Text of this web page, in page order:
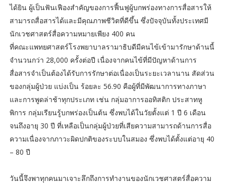
ได้ยิน ผู้เป็นฟันเฟืองสำคัญของการฟื้นฟูผู้บกพร่องทางการสื่อสารให้
สามารถสื่อสารได้และมีคุณภาพชีวิตที่ดีขึ้น ซึ่งปัจจุบันทั้งประเทศมี
นักเวชศาสตร์สื่อความหมายเพียง 400 คน
ที่คณะแพทยศาสตร์โรงพยาบาลรามาธิบดีมีคนไข้เข้ามารักษาด้านนี้
จำนวนกว่า 28,000 ครั้งต่อปี เนื่องจากคนไข้ที่มีปัญหาด้านการ
สื่อสารจำเป็นต้องได้รับการรักษาต่อเนื่องเป็นระยะเวลานาน สัดส่วน
ของกลุ่มผู้ป่วย แบ่งเป็น ร้อยละ 56.90 คือผู้ที่มีพัฒนาการทางภาษา
และการพูดล่าช้าทุกประเภท เช่น กลุ่มอาการออทิสติก ประสาทหู
พิการ กลุ่มเรียนรู้บกพร่องเป็นต้น ซึ่งพบได้ในวัยตั้งแต่ 1 ปี 6 เดือน
จนถึงอายุ 30 ปี ที่เหลือเป็นกลุ่มผู้ป่วยที่เสียความสามารถด้านการสื่อ
ความเนื่องจากภาวะผิดปกติของระบบในสมอง ซึ่งพบได้ตั้งแต่อายุ 40
– 80 ปี
วันนี้จึงพาทุกคนมาเจาะลึกถึงการทำงานของนักเวชศาสตร์สื่อความ